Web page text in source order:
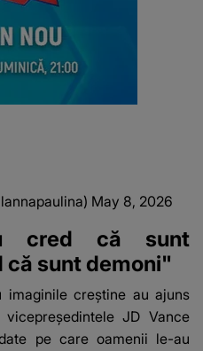
May 8, 2026
cred că sunt
sunt demoni"
imaginile creștine au ajuns
JD Vance
pe care oamenii le-au